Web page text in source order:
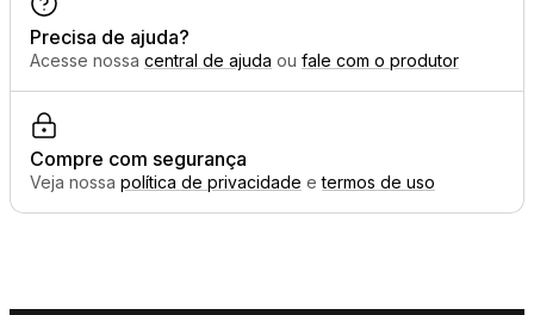
Precisa de ajuda?
Acesse nossa central de ajuda ou fale com o produtor
Compre com segurança
Veja nossa política de privacidade etermos de uso